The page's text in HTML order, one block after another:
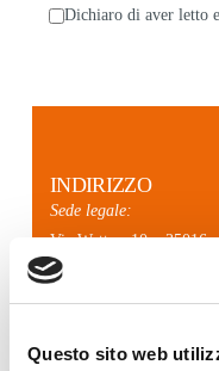
Questo sito web
Dichiaro di aver letto
INDIRIZZO
Sede legale:
Via Watt n. 10 – 35016
Piazzola sul Brenta (PD)
Sede operativa:
Piazzola sul Brenta (PD)